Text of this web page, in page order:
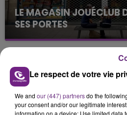
LE MAGASIN JOUÉCLUB
SES PORTES
C'était l'une des institutions
rémois. Le magasin
TITRES DIFFUSÉS
17h45
17h45
Le respect de votre vie
We and our (447) partnersdo the
your consent and/or our legitimate
information on a device; Use limited data